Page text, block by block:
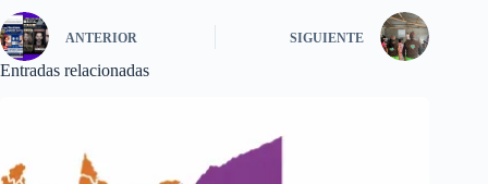
ANTERIOR SIGUIENTE
Entradas relacionadas